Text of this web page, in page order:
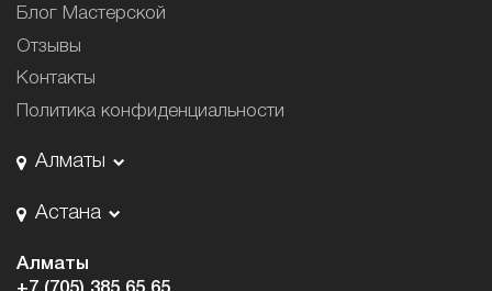
Блог Мастерской
Отзывы
Контакты
Политика конфиденциальности
Алматы
Астана
Алматы